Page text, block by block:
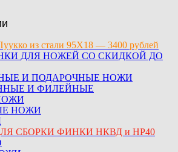
из стали 95Х18 — 3400 рублей
ДЛЯ НОЖЕЙ СО СКИДКОЙ ДО
И ПОДАРОЧНЫЕ НОЖИ
И ФИЛЕЙНЫЕ
НОЖИ
СБОРКИ ФИНКИ НКВД и НР40